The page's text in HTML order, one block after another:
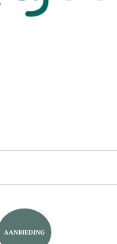
AANBIEDING